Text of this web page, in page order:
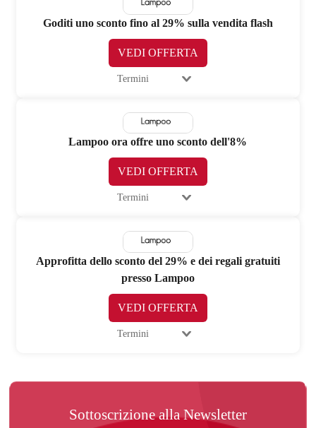
Goditi uno sconto fino al 29% sulla vendita flash
VEDI OFFERTA
Termini
Lampoo ora offre uno sconto dell'8%
VEDI OFFERTA
Termini
Approfitta dello sconto del 29% e dei regali gratuiti
presso Lampoo
VEDI OFFERTA
Termini
Sottoscrizione alla Newsletter